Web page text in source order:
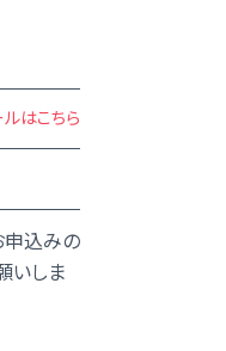
はこちら
申込みの
いしま